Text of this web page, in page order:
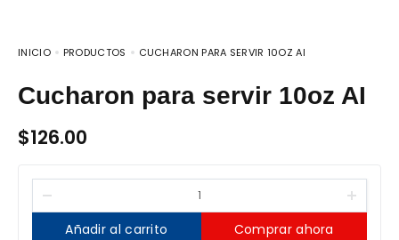
INICIO PRODUCTOS CUCHARON PARA SERVIR 10OZ AI
Cucharon para servir 10oz AI
$126.00
Añadir al carrito Comprar ahora